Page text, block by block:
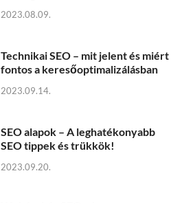
2023.08.09.
Technikai SEO – mit jelent és miért
fontos a keresőoptimalizálásban
2023.09.14.
SEO alapok – A leghatékonyabb
SEO tippek és trükkök!
2023.09.20.